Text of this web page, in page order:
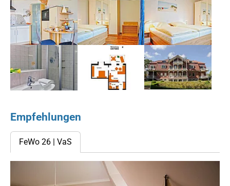
Show larger version for:Show larger version for:Show larger version for:
Show larger version for:Show larger version for:Show larger version for:
Empfehlungen
FeWo 26 | VaS